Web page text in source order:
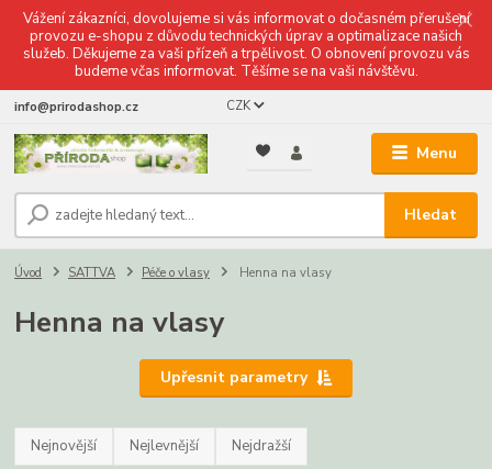
Vážení zákazníci, dovolujeme si vás informovat o dočasném přerušení
provozu e-shopu z důvodu technických úprav a optimalizace našich
služeb. Děkujeme za vaši přízeň a trpělivost. O obnovení provozu vás
budeme včas informovat. Těšíme se na vaši návštěvu.
Menu
CZK
Hledat
info@prirodashop.cz
Úvod SATTVA Péče o vlasy Henna na vlasy
Henna na vlasy
Upřesnit parametry
Nejnovější Nejlevnější Nejdražší